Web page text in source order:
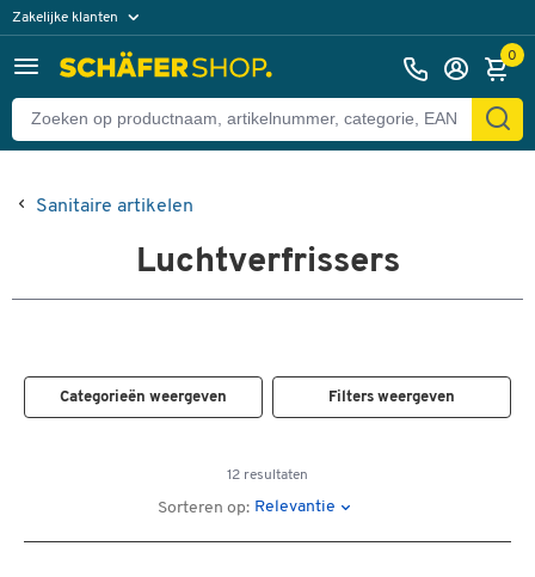
Zakelijke klanten
Particuliere klanten 0
Sanitaire artikelen
Luchtverfrissers
Categorieën weergeven Filters weergeven
12 resultaten
Sorteren op: Relevantie